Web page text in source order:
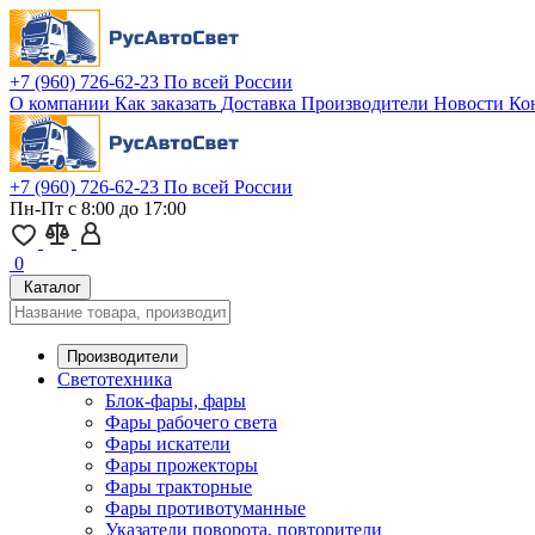
+7 (960) 726-62-23 По всей России
О компании Как заказать Доставка Производители Новости
+7 (960) 726-62-23 По всей России
Пн-Пт с 8:00 до 17:00
0
Каталог
Производители
Светотехника
Блок-фары, фары
Фары рабочего света
Фары искатели
Фары прожекторы
Фары тракторные
Фары противотуманные
Указатели поворота, повторители